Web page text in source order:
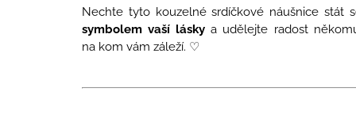
Nechte tyto kouzelné srdíčkové náušnice stát
symbolem vaší lásky a udělejte radost
na kom vám záleží. ♡